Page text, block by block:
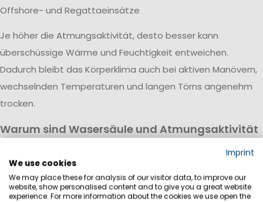
Offshore- und Regattaeinsätze
Je höher die Atmungsaktivität, desto besser kann
überschüssige Wärme und Feuchtigkeit entweichen.
Dadurch bleibt das Körperklima auch bei aktiven Manövern,
wechselnden Temperaturen und langen Törns angenehm
trocken.
Warum sind Wasersäule und Atmungsaktivität
Eine hochwertige Segeljackbekleidung vereint hohe
Wasserdichtigkeit mit guter Atmungsaktivität. Während die
Wassersäule vor Regen, Wind und Gischt schützt, sorgt die
Imprint
We use cookies
We may place these for analysis of our visitor data, to improve our
website, show personalised content and to give you a great website
experience. For more information about the cookies we use open the